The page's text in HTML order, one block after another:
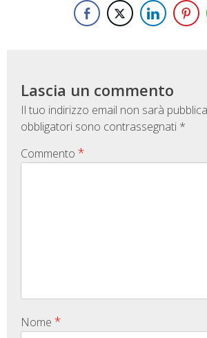
Lascia un commento
Il tuo indirizzo email non sarà
obbligatori sono contrassegnati *
Commento *
Nome *